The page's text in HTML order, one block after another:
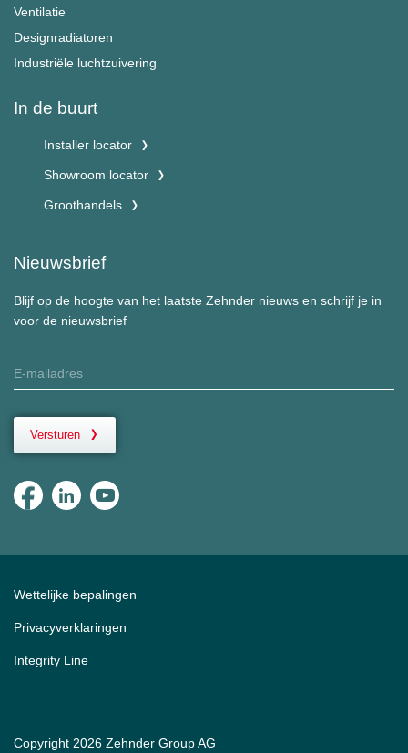
Ventilatie
Designradiatoren
Industriële luchtzuivering
In de buurt
Installer locator
Showroom locator
Groothandels
Nieuwsbrief
Blijf op de hoogte van het laatste Zehnder nieuws en schrijf je in
voor de nieuwsbrief
Versturen
Copyright 2026 Zehnder Group AG
Wettelijke bepalingen
Privacyverklaringen
Integrity Line